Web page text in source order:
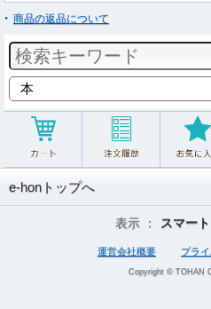
商品の返品について
e-honトップへ
表示 ： スマー
運営会社概要 プラ
Copyright © TOHAN